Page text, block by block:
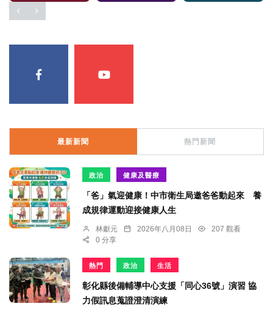
最新新聞 熱門新聞
政治 健康及醫療
「爸」氣迎健康！中市衛生局邀爸爸動起來 養
成規律運動迎接健康人生
林獻元 2026年八月08日
207 觀看
0 分享
熱門 政治 生活
彰化縣後備輔導中心支援「同心36號」演習 協
力假訊息蒐證澄清演練